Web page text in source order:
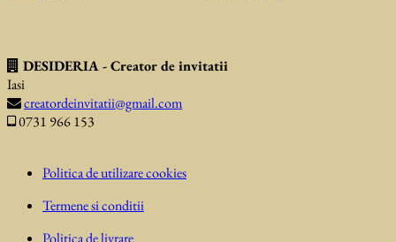
DESIDERIA - Creator de invitatii
Iasi
creatordeinvitatii@gmail.com
0731 966 153
Politica de utilizare cookies
Termene si conditii
Politica de livrare